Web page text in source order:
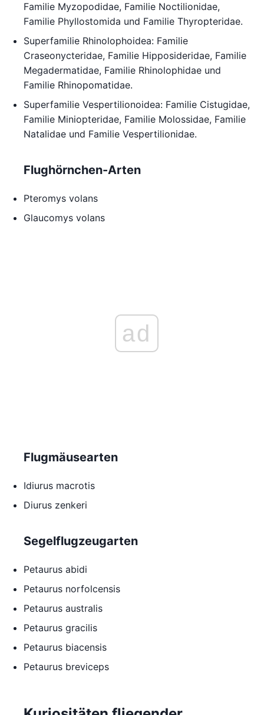
Familie Myzopodidae, Familie Noctilionidae,
Familie Phyllostomida und Familie Thyropteridae.
Superfamilie Rhinolophoidea: Familie
Craseonycteridae, Familie Hipposideridae, Familie
Megadermatidae, Familie Rhinolophidae und
Familie Rhinopomatidae.
Superfamilie Vespertilionoidea: Familie Cistugidae,
Familie Miniopteridae, Familie Molossidae, Familie
Natalidae und Familie Vespertilionidae.
Flughörnchen-Arten
Pteromys volans
Glaucomys volans
ad
Flugmäusearten
Idiurus macrotis
Diurus zenkeri
Segelflugzeugarten
Petaurus abidi
Petaurus norfolcensis
Petaurus australis
Petaurus gracilis
Petaurus biacensis
Petaurus breviceps